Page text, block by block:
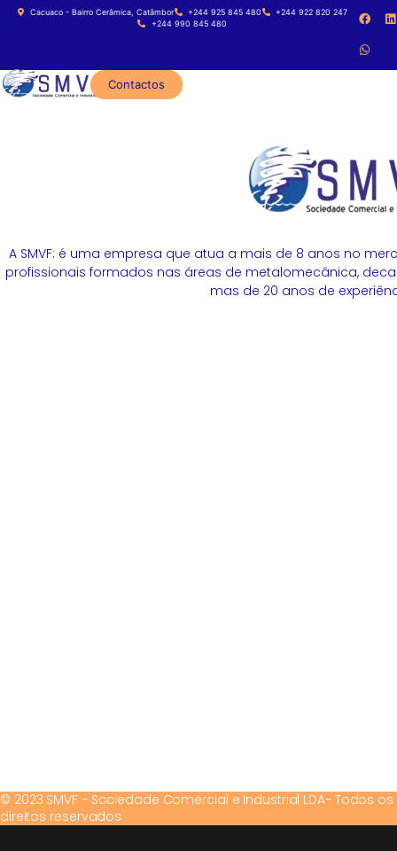
Cacuaco - Bairro Cerâmica, Catâmbor +244 925 845 480
+244 922 820 247
+244 990 845 480
Contactos
A SMVF: é uma empresa que atua a mais de 8 anos no
profissionais formados nas áreas de metalomecânica,
mas de 20 anos de
© 2023 SMVF - Sociedade Comercial e Industrial LDA- Todos os
direitos reservados